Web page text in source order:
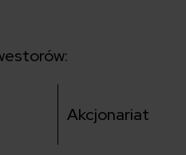
Akcjonariat